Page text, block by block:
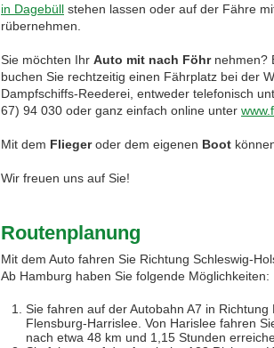
in Dagebüll stehen lassen oder auf der Fähre
rübernehmen.
Sie möchten Ihr Auto mit nach Föhrnehmen?
buchen Sie rechtzeitig einen Fährplatz bei der
Dampfschiffs-Reederei, entweder telefonisch
67) 94 030 oder ganz einfach online unter
Mit dem Fliegeroder dem eigenen Boot
Wir freuen uns auf Sie!
Routenplanung
Mit dem Auto fahren Sie Richtung Schleswig-
Ab Hamburg haben Sie folgende Möglichkeiten:
Sie fahren auf der Autobahn A7 in
Flensburg-Harrislee. Von Harislee fahren
nach etwa 48 km und 1,15 Stunden